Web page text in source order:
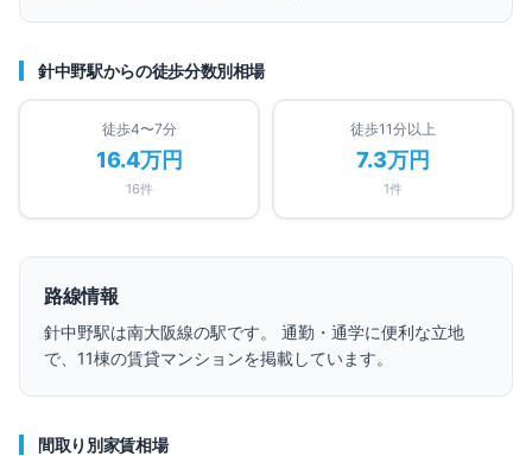
針中野駅からの徒歩分数別相場
徒歩4〜7分
16.4万円
16件
徒歩11分以上
7.3万円
1件
路線情報
針中野駅は南大阪線の駅です。 通勤・通学に便利な立地
で、 11棟の賃貸マンションを掲載しています。
間取り別家賃相場